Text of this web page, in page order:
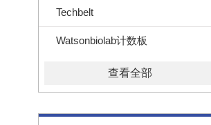
Techbelt
Watsonbiolab计数板
查看全部